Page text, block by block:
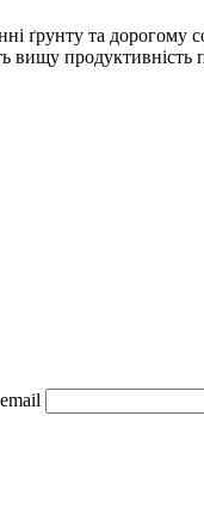
ґрунту та дорогому
вищу